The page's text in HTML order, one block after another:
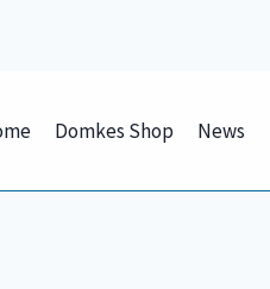
Domkes Shop News